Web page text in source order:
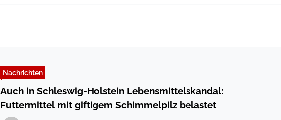
Nachrichten
Auch in Schleswig-Holstein Lebensmittelskandal:
Futtermittel mit giftigem Schimmelpilz belastet